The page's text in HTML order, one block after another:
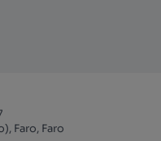
Faro, Faro